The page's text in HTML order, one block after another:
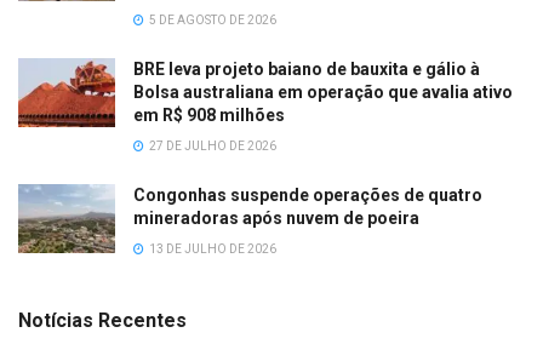
5 DE AGOSTO DE 2026
BRE leva projeto baiano de bauxita e gálio à
Bolsa australiana em operação que avalia ativo
em R$ 908 milhões
27 DE JULHO DE 2026
Congonhas suspende operações de quatro
mineradoras após nuvem de poeira
13 DE JULHO DE 2026
Notícias Recentes